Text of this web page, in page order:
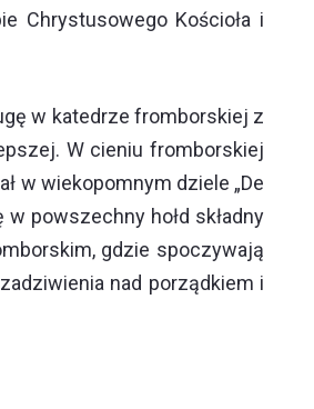
Chrystusowego Kościoła i
w katedrze fromborskiej z
W cieniu fromborskiej
w wiekopomnym dziele „De
powszechny hołd składny
gdzie spoczywają
nad porządkiem i